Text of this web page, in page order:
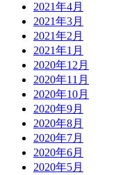
2021年4月
2021年3月
2021年2月
2021年1月
2020年12月
2020年11月
2020年10月
2020年9月
2020年8月
2020年7月
2020年6月
2020年5月